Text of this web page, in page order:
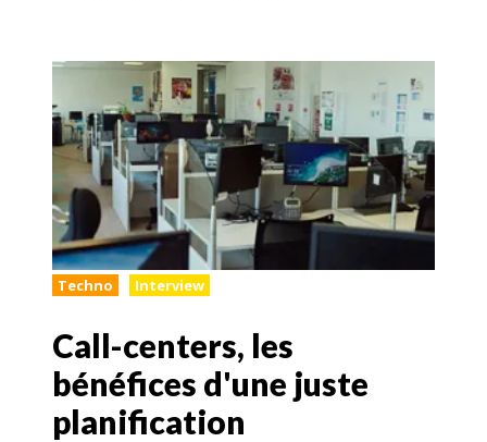
Techno Interview
Call-centers, les
bénéfices d'une juste
planification